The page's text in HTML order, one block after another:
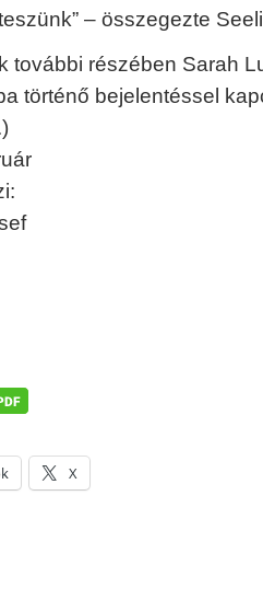
– összegezte
további részében Sarah
történő bejelentéssel
X